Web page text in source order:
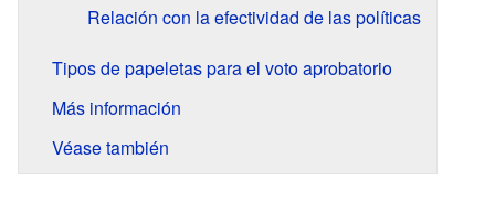
Relación con la efectividad de las políticas
Tipos de papeletas para el voto aprobatorio
Más información
Véase también